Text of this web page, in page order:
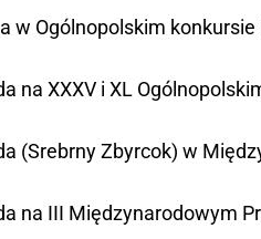
w Ogólnopolskim
na XXXV i XL
(Srebrny Zbyrcok) w
na III Międzynarodowym